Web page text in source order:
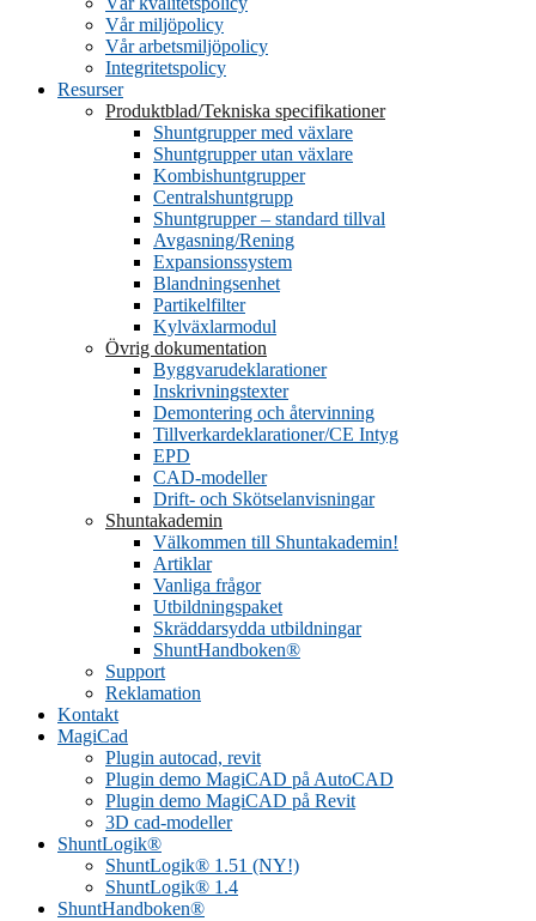
Vår miljöpolicy
Vår arbetsmiljöpolicy
Integritetspolicy
Resurser
Produktblad/Tekniska specifikationer
Shuntgrupper med växlare
Shuntgrupper utan växlare
Kombishuntgrupper
Centralshuntgrupp
Shuntgrupper – standard tillval
Avgasning/Rening
Expansionssystem
Blandningsenhet
Partikelfilter
Kylväxlarmodul
Övrig dokumentation
Byggvarudeklarationer
Inskrivningstexter
Demontering och återvinning
Tillverkardeklarationer/CE Intyg
EPD
CAD-modeller
Drift- och Skötselanvisningar
Shuntakademin
Välkommen till Shuntakademin!
Artiklar
Vanliga frågor
Utbildningspaket
Skräddarsydda utbildningar
ShuntHandboken®
Support
Reklamation
Kontakt
MagiCad
Plugin autocad, revit
Plugin demo MagiCAD på AutoCAD
Plugin demo MagiCAD på Revit
3D cad-modeller
ShuntLogik®
ShuntLogik® 1.51 (NY!)
ShuntLogik® 1.4
ShuntHandboken®